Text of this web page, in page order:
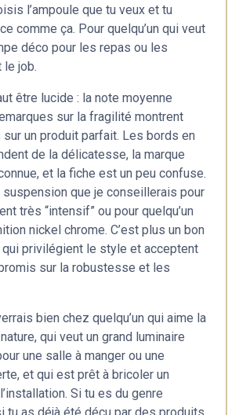
l’ampoule que tu veux et tu
comme ça. Pour quelqu’un qui veut
déco pour les repas ou les
le job.
être lucide : la note moyenne
sur la fragilité montrent
sur un produit parfait. Les bords en
de la délicatesse, la marque
et la fiche est un peu confuse.
suspension que je conseillerais pour
très “intensif” ou pour quelqu’un
nickel chrome. C’est plus un bon
qui privilégient le style et acceptent
sur la robustesse et les
bien chez quelqu’un qui aime la
qui veut un grand luminaire
une salle à manger ou une
et qui est prêt à bricoler un
Si tu es du genre